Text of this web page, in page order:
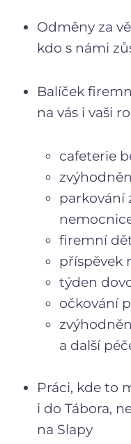
Odměny za
kdo s námi
Balíček
na vás i vaši
cafeterie
parkování
firemní
příspěvek
týden
očkování
a další
Práci, kde to
i do Tábora,
na Slapy